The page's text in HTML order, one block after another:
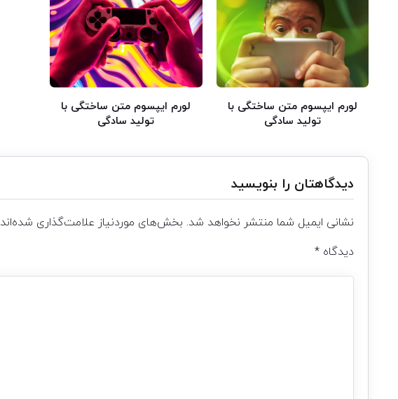
لورم ایپسوم متن ساختگی با
تولید سادگی
لورم ایپسوم متن ساختگی با
تولید سادگی
دیدگاهتان را بنویسید
نشانی ایمیل شما منتشر نخواهد شد. بخش‌های موردنیاز علامت‌گذاری شده‌اند
دیدگاه *